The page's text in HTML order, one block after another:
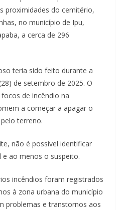
proximidades do cemitério,
no município de Ipu,
a cerca de 296
teria sido feito durante a
de setembro de 2025. O
de incêndio na
a começar a apagar o
terreno.
não é possível identificar
ao menos o suspeito.
incêndios foram registrados
à zona urbana do município
problemas e transtornos aos